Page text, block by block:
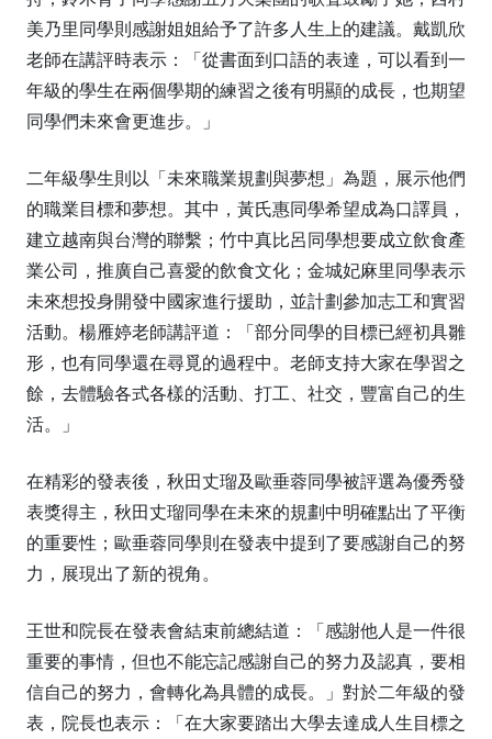
美乃里同學則感謝姐姐給予了許多人生上的建議。戴凱欣
老師在講評時表示：「從書面到口語的表達，可以看到一
年級的學生在兩個學期的練習之後有明顯的成長，也期望
同學們未來會更進步。」
二年級學生則以「未來職業規劃與夢想」為題，展示他們
的職業目標和夢想。其中，黃氏惠同學希望成為口譯員，
建立越南與台灣的聯繫；竹中真比呂同學想要成立飲食產
業公司，推廣自己喜愛的飲食文化；金城妃麻里同學表示
未來想投身開發中國家進行援助，並計劃參加志工和實習
活動。楊雁婷老師講評道：「部分同學的目標已經初具雛
形，也有同學還在尋覓的過程中。老師支持大家在學習之
餘，去體驗各式各樣的活動、打工、社交，豐富自己的生
活。」
在精彩的發表後，秋田丈瑠及歐垂蓉同學被評選為優秀發
表獎得主，秋田丈瑠同學在未來的規劃中明確點出了平衡
的重要性；歐垂蓉同學則在發表中提到了要感謝自己的努
力，展現出了新的視角。
王世和院長在發表會結束前總結道：「感謝他人是一件很
重要的事情，但也不能忘記感謝自己的努力及認真，要相
信自己的努力，會轉化為具體的成長。」對於二年級的發
表，院長也表示：「在大家要踏出大學去達成人生目標之